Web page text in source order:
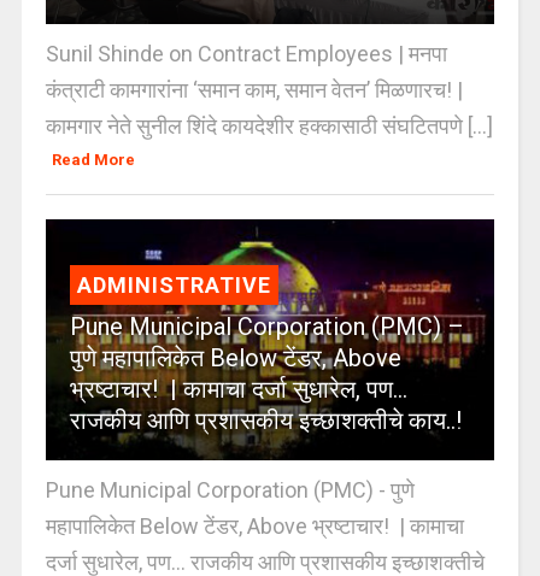
Sunil Shinde on Contract Employees | मनपा
कंत्राटी कामगारांना ‘समान काम, समान वेतन’ मिळणारच! |
कामगार नेते सुनील शिंदे कायदेशीर हक्कासाठी संघटितपणे [...]
Read More
ADMINISTRATIVE
Pune Municipal Corporation (PMC) –
पुणे महापालिकेत Below टेंडर, Above
भ्रष्टाचार! | कामाचा दर्जा सुधारेल, पण…
राजकीय आणि प्रशासकीय इच्छाशक्तीचे काय..!
Pune Municipal Corporation (PMC) - पुणे
महापालिकेत Below टेंडर, Above भ्रष्टाचार! | कामाचा
दर्जा सुधारेल, पण… राजकीय आणि प्रशासकीय इच्छाशक्तीचे